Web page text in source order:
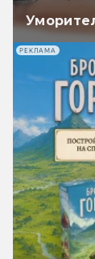
РЕКЛАМА